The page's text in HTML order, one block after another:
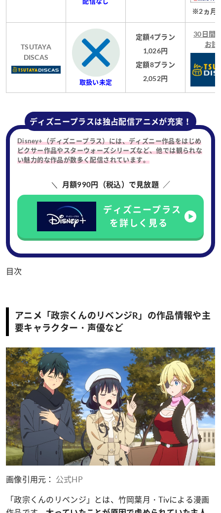
※2ヵ月
TSUTAYA
DISCAS
取扱い未定
定額4プラン
1,026円
定額8プラン
2,052円
30日間
お試
ディズニープラスは独占配信アニメが充実！
Disney+（ディズニープラス）には、ディズニー作品をはじめ
ピクサー作品やスターウォーズシリーズなど、他では観られな
い魅力的な作品が数多く配信されています。
月額990円（税込）で見放題
ディズニープラス
を詳しく見る
目次
アニメ「政宗くんのリベンジR」の作品情報や主
要キャラクター・声優など
画像引用元： 公式HP
「政宗くんのリベンジ」とは、竹岡葉月・Tivによる漫画